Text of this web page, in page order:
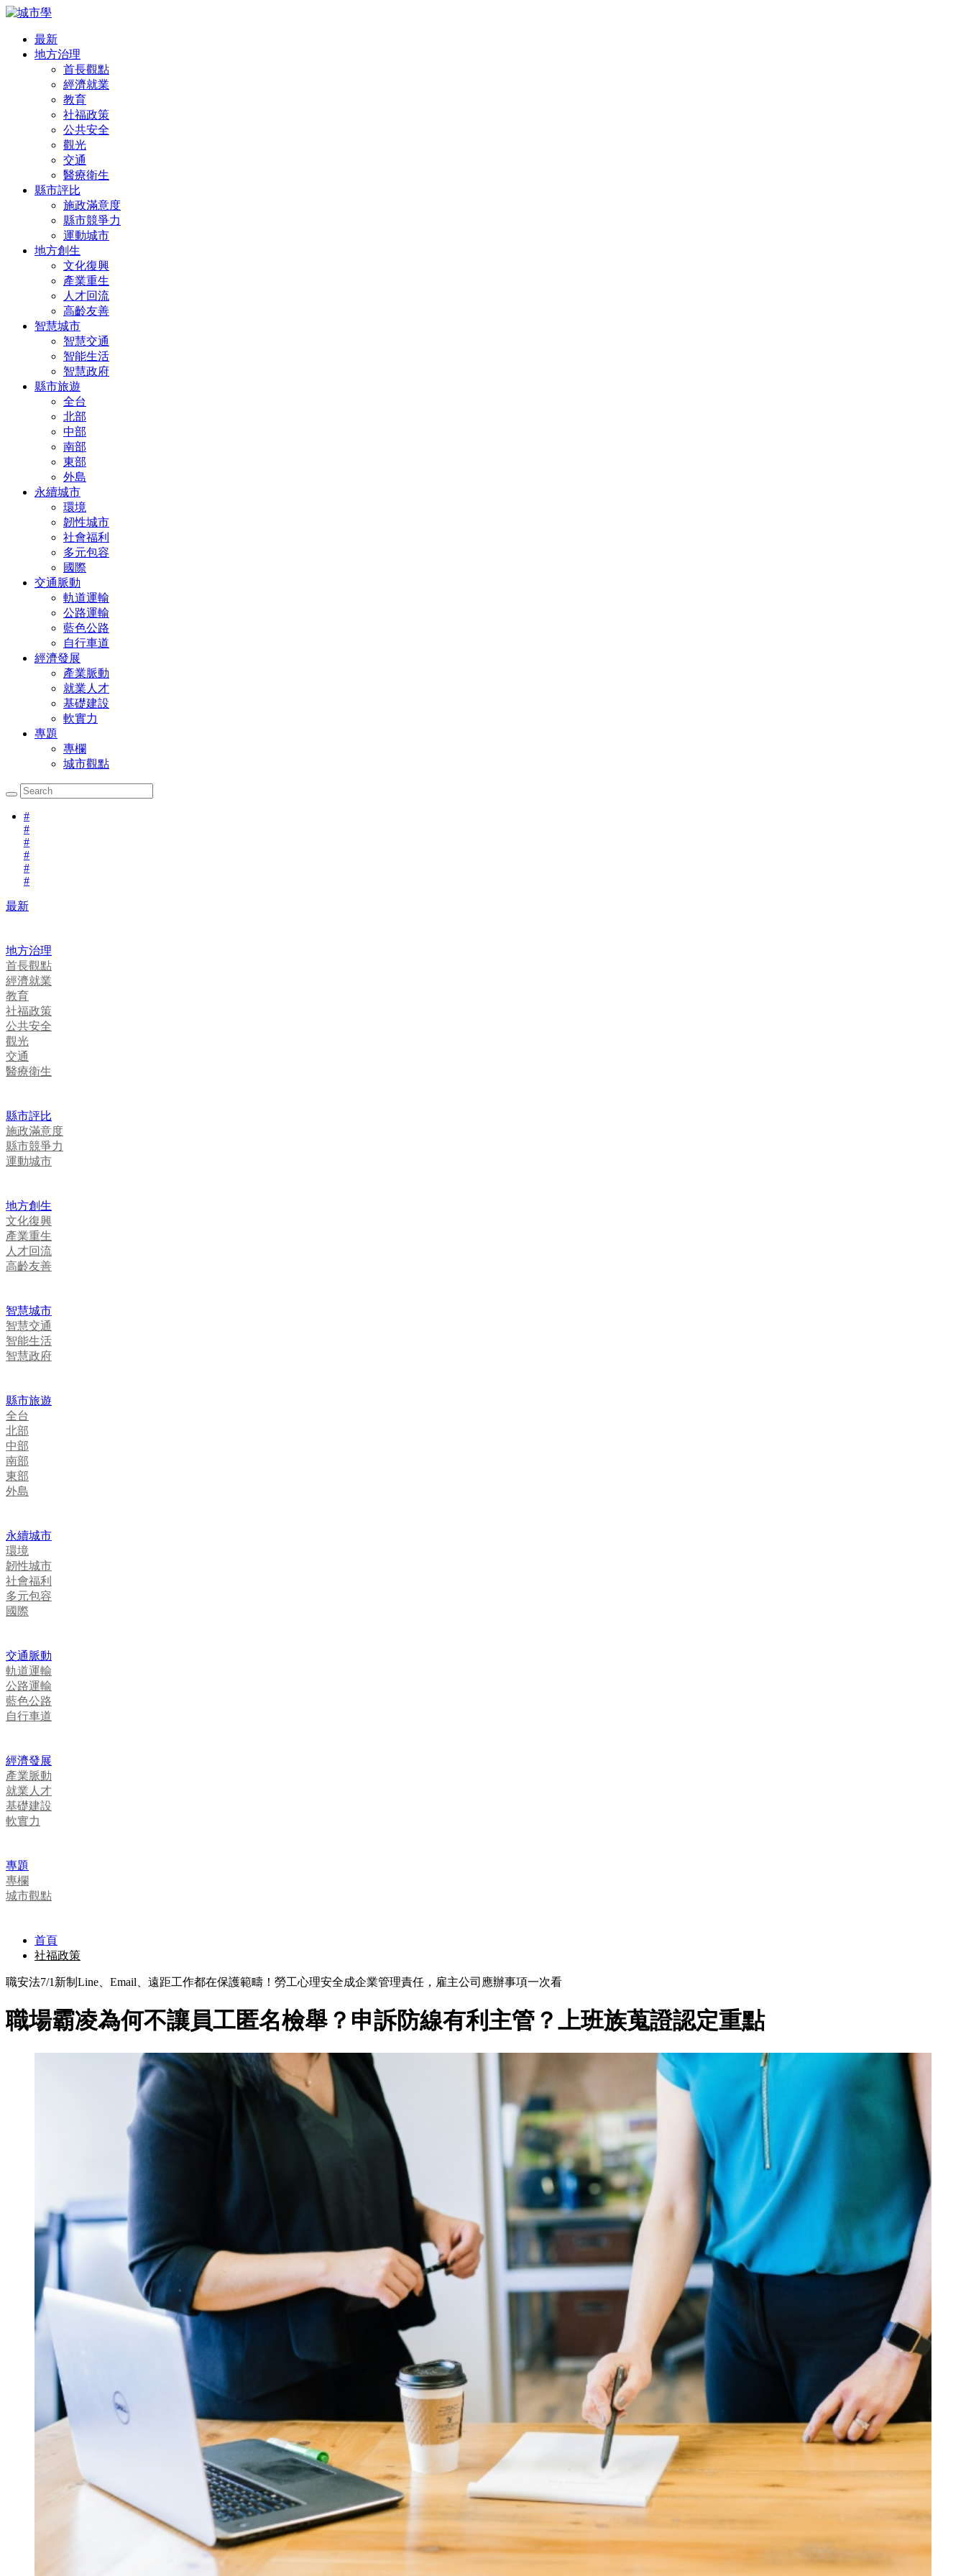
最新
地方治理
首長觀點
經濟就業
教育
社福政策
公共安全
觀光
交通
醫療衛生
縣市評比
施政滿意度
縣市競爭力
運動城市
地方創生
文化復興
產業重生
人才回流
高齡友善
智慧城市
智慧交通
智能生活
智慧政府
縣市旅遊
全台
北部
中部
南部
東部
外島
永續城市
環境
韌性城市
社會福利
多元包容
國際
交通脈動
軌道運輸
公路運輸
藍色公路
自行車道
經濟發展
產業脈動
就業人才
基礎建設
軟實力
專題
專欄
城市觀點
#
#
#
#
#
#
最新
地方治理
首長觀點
經濟就業
教育
社福政策
公共安全
觀光
交通
醫療衛生
縣市評比
施政滿意度
縣市競爭力
運動城市
地方創生
文化復興
產業重生
人才回流
高齡友善
智慧城市
智慧交通
智能生活
智慧政府
縣市旅遊
全台
北部
中部
南部
東部
外島
永續城市
環境
韌性城市
社會福利
多元包容
國際
交通脈動
軌道運輸
公路運輸
藍色公路
自行車道
經濟發展
產業脈動
就業人才
基礎建設
軟實力
專題
專欄
城市觀點
首頁
社福政策
職安法7/1新制Line、Email、遠距工作都在保護範疇！勞工心理安全成企業管理責任，雇主公司應辦事項一次看
職場霸凌為何不讓員工匿名檢舉？申訴防線有利主管？上班族蒐證認定重點